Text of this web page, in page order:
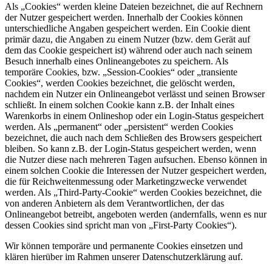
Als „Cookies“ werden kleine Dateien bezeichnet, die auf Rechnern
der Nutzer gespeichert werden. Innerhalb der Cookies können
unterschiedliche Angaben gespeichert werden. Ein Cookie dient
primär dazu, die Angaben zu einem Nutzer (bzw. dem Gerät auf
dem das Cookie gespeichert ist) während oder auch nach seinem
Besuch innerhalb eines Onlineangebotes zu speichern. Als
temporäre Cookies, bzw. „Session-Cookies“ oder „transiente
Cookies“, werden Cookies bezeichnet, die gelöscht werden,
nachdem ein Nutzer ein Onlineangebot verlässt und seinen Browser
schließt. In einem solchen Cookie kann z.B. der Inhalt eines
Warenkorbs in einem Onlineshop oder ein Login-Status gespeichert
werden. Als „permanent“ oder „persistent“ werden Cookies
bezeichnet, die auch nach dem Schließen des Browsers gespeichert
bleiben. So kann z.B. der Login-Status gespeichert werden, wenn
die Nutzer diese nach mehreren Tagen aufsuchen. Ebenso können in
einem solchen Cookie die Interessen der Nutzer gespeichert werden,
die für Reichweitenmessung oder Marketingzwecke verwendet
werden. Als „Third-Party-Cookie“ werden Cookies bezeichnet, die
von anderen Anbietern als dem Verantwortlichen, der das
Onlineangebot betreibt, angeboten werden (andernfalls, wenn es nur
dessen Cookies sind spricht man von „First-Party Cookies“).
Wir können temporäre und permanente Cookies einsetzen und
klären hierüber im Rahmen unserer Datenschutzerklärung auf.